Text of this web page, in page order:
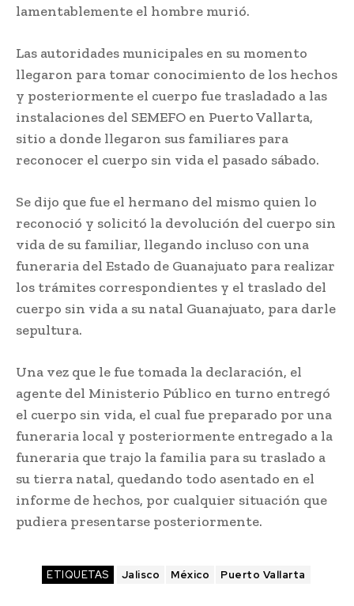
lamentablemente el hombre murió.
Las autoridades municipales en su momento
llegaron para tomar conocimiento de los hechos
y posteriormente el cuerpo fue trasladado a las
instalaciones del SEMEFO en Puerto Vallarta,
sitio a donde llegaron sus familiares para
reconocer el cuerpo sin vida el pasado sábado.
Se dijo que fue el hermano del mismo quien lo
reconoció y solicitó la devolución del cuerpo sin
vida de su familiar, llegando incluso con una
funeraria del Estado de Guanajuato para realizar
los trámites correspondientes y el traslado del
cuerpo sin vida a su natal Guanajuato, para darle
sepultura.
Una vez que le fue tomada la declaración, el
agente del Ministerio Público en turno entregó
el cuerpo sin vida, el cual fue preparado por una
funeraria local y posteriormente entregado a la
funeraria que trajo la familia para su traslado a
su tierra natal, quedando todo asentado en el
informe de hechos, por cualquier situación que
pudiera presentarse posteriormente.
ETIQUETAS Jalisco México Puerto Vallarta